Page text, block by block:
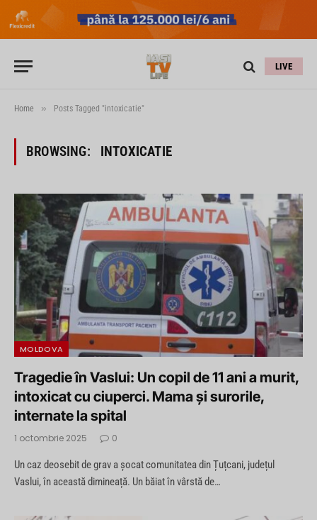
LIVE
Home » Posts Tagged "intoxicatie"
BROWSING: INTOXICATIE
MOLDOVA
Tragedie în Vaslui: Un copil de 11 ani a murit,
intoxicat cu ciuperci. Mama și surorile,
internate la spital
1 octombrie 2025 0
Un caz deosebit de grav a șocat comunitatea din Țuțcani, județul
Vaslui, în această dimineață. Un băiat în vârstă de…